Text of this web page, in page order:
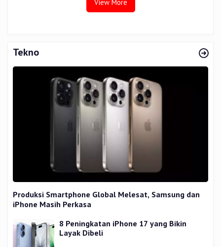
View More
Tekno
Produksi Smartphone Global Melesat, Samsung dan
iPhone Masih Perkasa
8 Peningkatan iPhone 17 yang Bikin
Layak Dibeli